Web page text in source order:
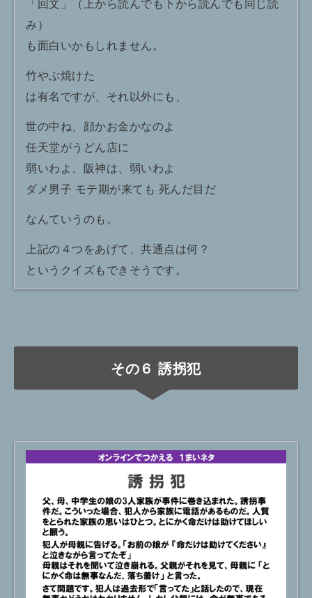
「回文」（上から読んでも下から読んでも同じ読
み）
も面白いかもしれません。
竹やぶ焼けた
は有名ですが、それ以外にも、
世の中ね、顔かお金かなのよ
任天堂がうどん店に
弱いわよ、阪神は、弱いわよ
ダメ男子 モテ期が来ても 死んだ目だ
なんていうのも。
上記の４つをあげて、共通点は何？
というクイズもできそうです。
その６ 誘拐犯